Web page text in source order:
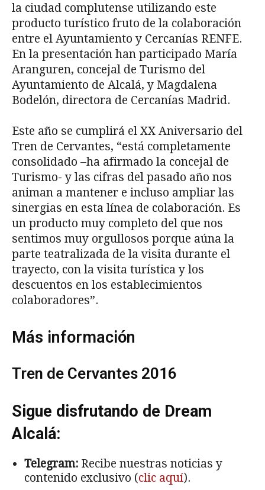
la ciudad complutense utilizando este
producto turístico fruto de la colaboración
entre el Ayuntamiento y Cercanías RENFE.
En la presentación han participado María
Aranguren, concejal de Turismo del
Ayuntamiento de Alcalá, y Magdalena
Bodelón, directora de Cercanías Madrid.
Este año se cumplirá el XX Aniversario del
Tren de Cervantes, “está completamente
consolidado –ha afirmado la concejal de
Turismo- y las cifras del pasado año nos
animan a mantener e incluso ampliar las
sinergias en esta línea de colaboración. Es
un producto muy completo del que nos
sentimos muy orgullosos porque aúna la
parte teatralizada de la visita durante el
trayecto, con la visita turística y los
descuentos en los establecimientos
colaboradores”.
Más información
Tren de Cervantes 2016
Sigue disfrutando de Dream
Alcalá:
Telegram: Recibe nuestras noticias y
contenido exclusivo (clic aquí).